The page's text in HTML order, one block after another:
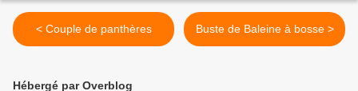
< Couple de panthères Buste de Baleine à bosse >
Hébergé par Overblog